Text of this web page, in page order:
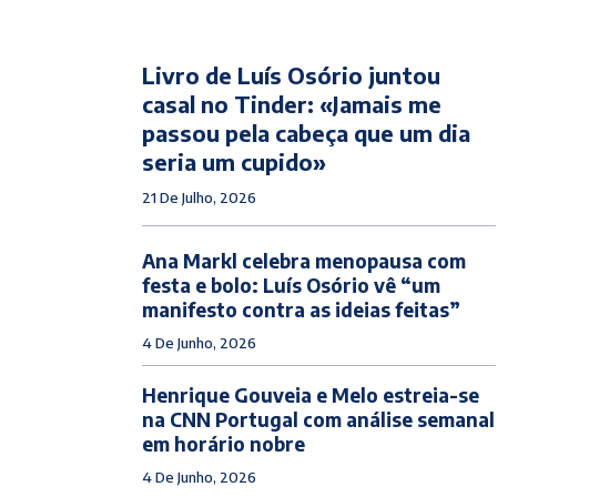
Livro de Luís Osório juntou
casal no Tinder: «Jamais me
passou pela cabeça que um dia
seria um cupido»
21 De Julho, 2026
Ana Markl celebra menopausa com
festa e bolo: Luís Osório vê “um
manifesto contra as ideias feitas”
4 De Junho, 2026
Henrique Gouveia e Melo estreia-se
na CNN Portugal com análise semanal
em horário nobre
4 De Junho, 2026